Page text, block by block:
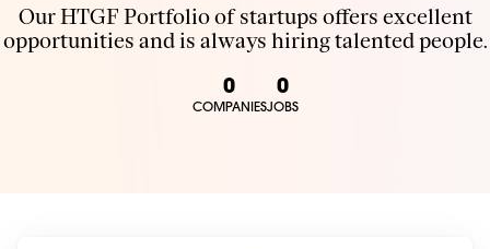
Our HTGF Portfolio of startups offers excellent
opportunities and is always hiring talented people.
0
COMPANIES
0
JOBS